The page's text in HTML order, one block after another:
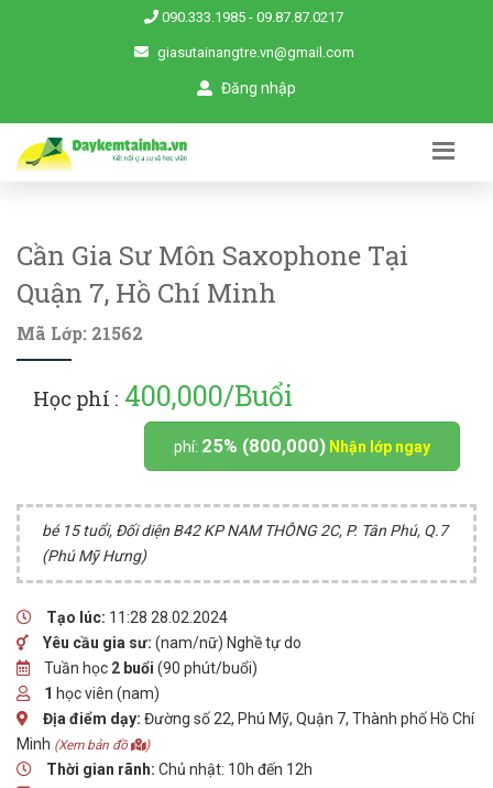
090.333.1985 - 09.87.87.0217
giasutainangtre.vn@gmail.com
Đăng nhập
Cần Gia Sư Môn Saxophone Tại
Quận 7, Hồ Chí Minh
Mã Lớp: 21562
Học phí : 400,000/Buổi
phí: 25% (800,000) Nhận lớp ngay
bé 15 tuổi, Đối diện B42 KP NAM THÔNG 2C, P. Tân Phú, Q.7
(Phú Mỹ Hưng)
Tạo lúc: 11:28 28.02.2024
Yêu cầu gia sư: (nam/nữ) Nghề tự do
Tuần học 2 buổi (90 phút/buổi)
1 học viên (nam)
Địa điểm dạy: Đường số 22, Phú Mỹ, Quận 7, Thành phố Hồ Chí
Minh (Xem bản đồ )
Thời gian rãnh: Chủ nhật: 10h đến 12h